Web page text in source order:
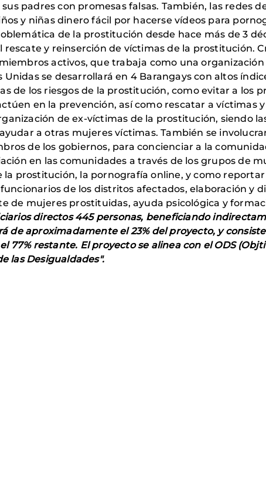
padres con promesas falsas. También, las redes
y niñas dinero fácil por hacerse vídeos para
de la prostitución desde hace más de 3
y reinserción de víctimas de la prostitución.
activos, que trabaja como una
se desarrollará en 4 Barangays con altos
de los riesgos de la prostitución, como evitar a los
en la prevención, así como rescatar a víctimas
de ex-víctimas de la prostitución, siendo
a otras mujeres víctimas. También se
de los gobiernos, para concienciar a la
en las comunidades a través de los grupos de
prostitución, la pornografía online, y como
de los distritos afectados, elaboración y
de mujeres prostituidas, ayuda psicológica y
directos 445 personas, beneficiando
de aproximadamente el 23% del proyecto, y
77% restante. El proyecto se alinea con el ODS
las Desigualdades".